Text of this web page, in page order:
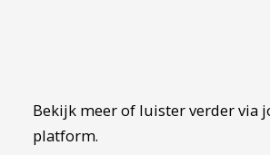
Bekijk meer of luister verder via
platform.